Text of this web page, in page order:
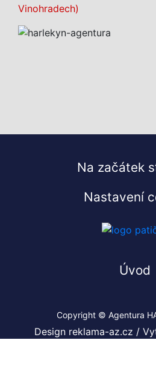
Na začátek
Nastavení
Úvod
Copyright © Agentura
Design reklama-az.cz /